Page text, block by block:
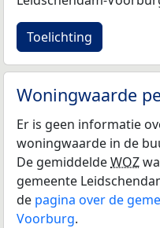
Toelichting
Woningwaarde
Er is geen informatie
woningwaarde in de
De gemiddeldeWOZ
gemeente
de pagina over de
Voorburg.